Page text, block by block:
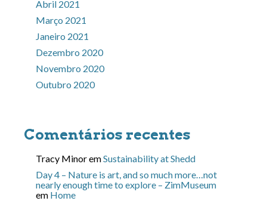
Abril 2021
Março 2021
Janeiro 2021
Dezembro 2020
Novembro 2020
Outubro 2020
Comentários recentes
Tracy MinoremSustainability at Shedd
Day 4 – Nature is art, and so much more…not
nearly enough time to explore – ZimMuseum
em Home